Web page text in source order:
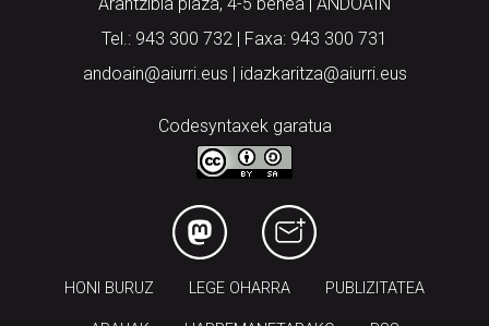
Codesyntaxek garatua
LEGE OHARRA
ARAUAK HARREMANETARAKO RSS